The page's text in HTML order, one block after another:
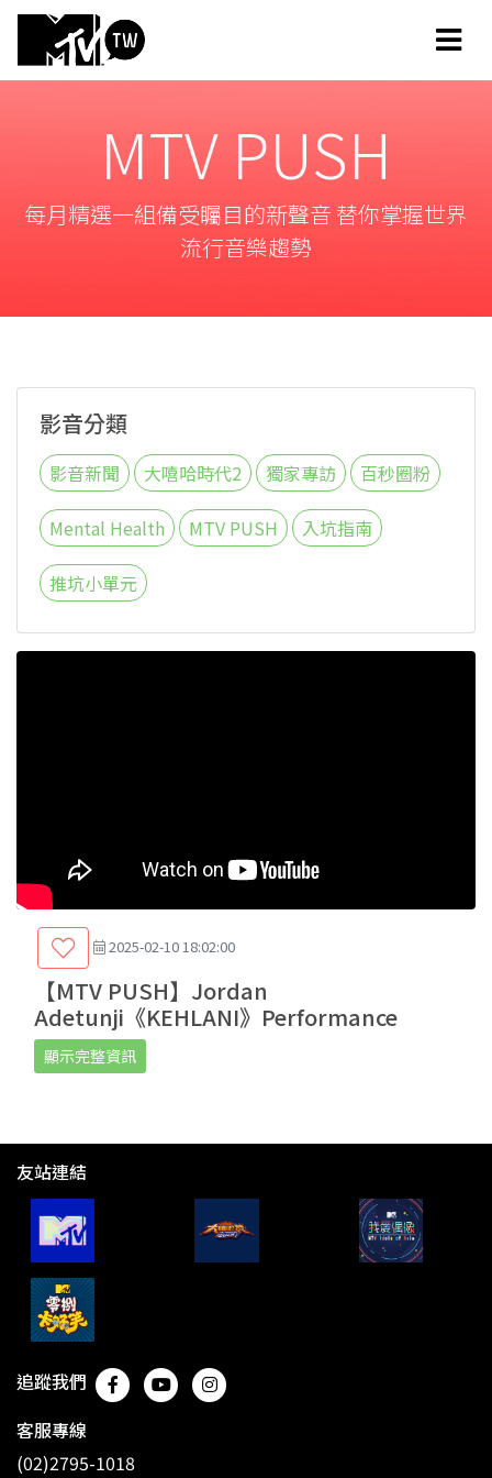
MTV PUSH
每月精選一組備受矚目的新聲音 替你掌握世界
流行音樂趨勢
影音分類
影音新聞 大嘻哈時代2 獨家專訪 百秒圈粉
Mental Health MTV PUSH 入坑指南
推坑小單元
2025-02-10 18:02:00
【MTV PUSH】Jordan
Adetunji《KEHLANI》Performance
顯示完整資訊
友站連結
追蹤我們
客服專線
(02)2795-1018